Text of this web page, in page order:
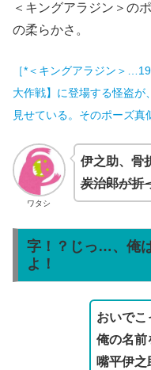
＜キングアラジン＞の
の柔らかさ。
［*＜キングアラジン＞
大作戦】に登場する怪盗が
見せている。そのポーズ真
ワタシ
伊之助、骨
炭治郎が折
字！？じっ…、俺
よ！
おいでこ
俺の名前
嘴平伊之